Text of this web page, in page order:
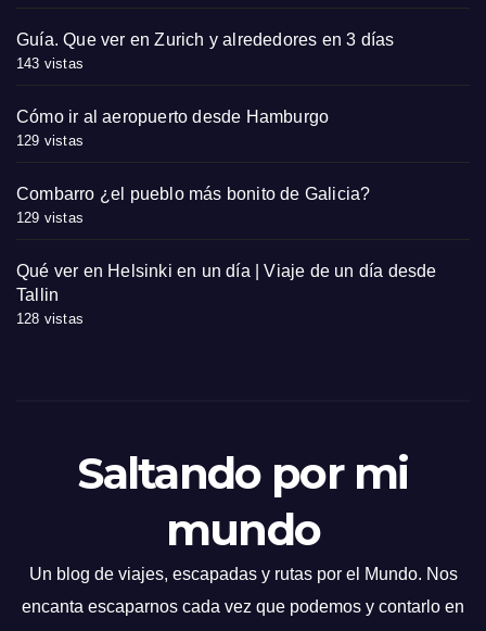
Guía. Que ver en Zurich y alrededores en 3 días
143 vistas
Cómo ir al aeropuerto desde Hamburgo
129 vistas
Combarro ¿el pueblo más bonito de Galicia?
129 vistas
Qué ver en Helsinki en un día | Viaje de un día desde
Tallin
128 vistas
Saltando por mi
mundo
Un blog de viajes, escapadas y rutas por el Mundo. Nos
encanta escaparnos cada vez que podemos y contarlo en